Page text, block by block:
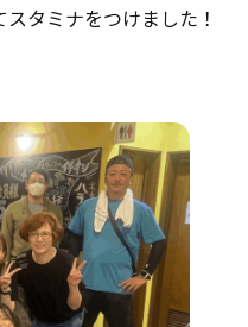
タミナをつけました！